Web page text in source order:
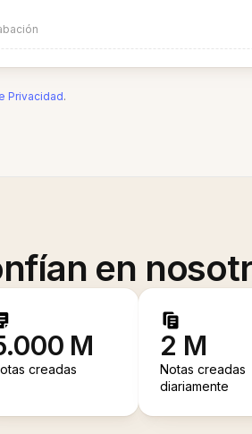
Privacidad.
en
M
creadas
2 M
Notas creadas
diariamente